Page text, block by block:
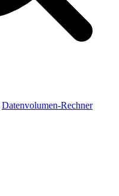
Datenvolumen-Rechner